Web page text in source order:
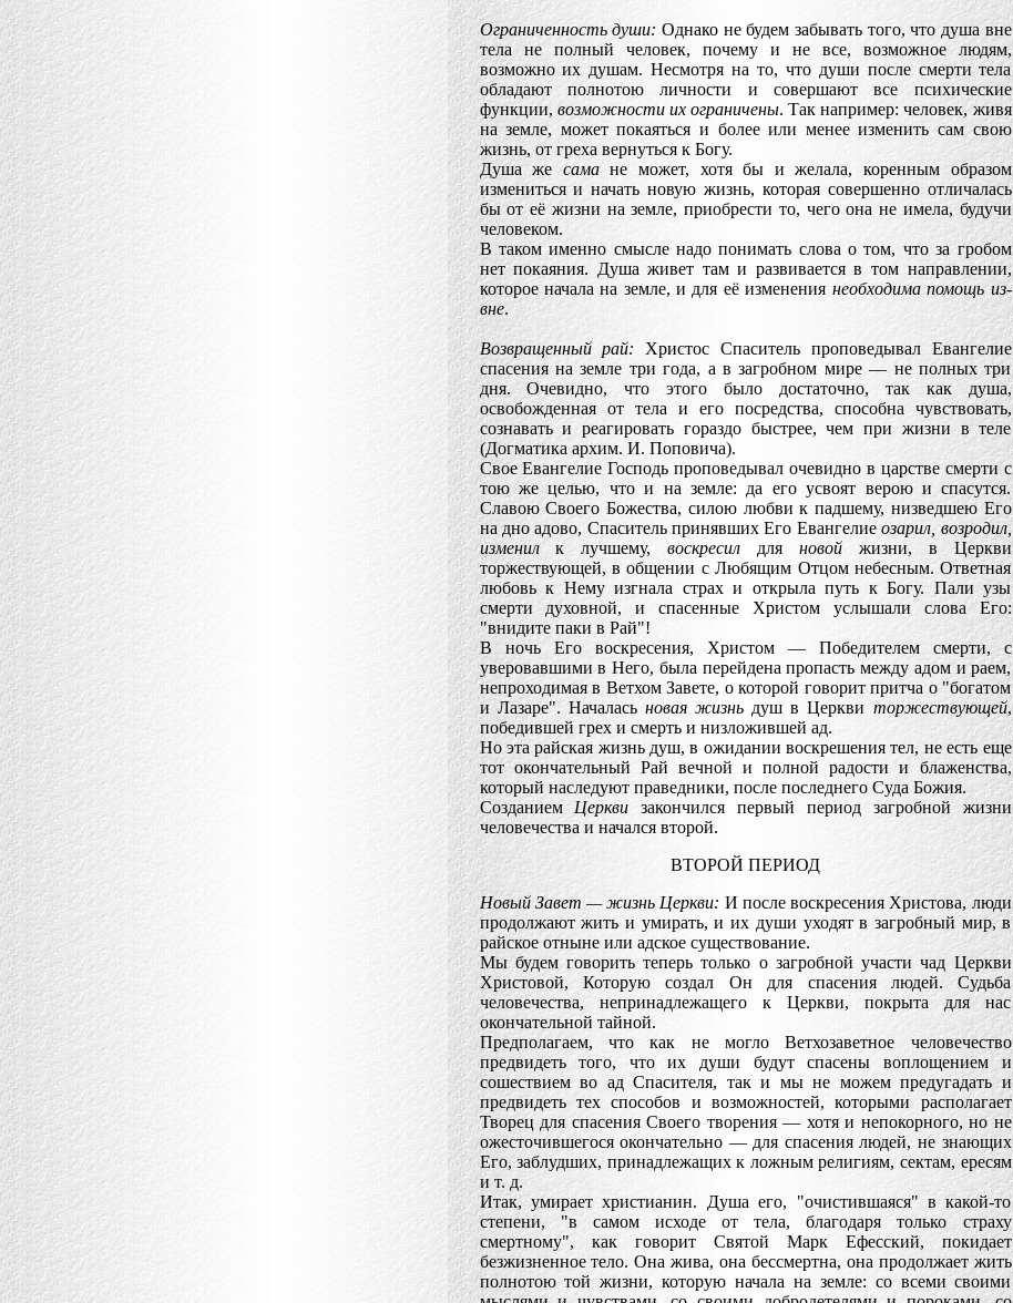
Ограниченность души: Однако не будем забывать того, что душа вне
тела не полный человек, почему и не все, возможное людям,
возможно их душам. Несмотря на то, что души после смерти тела
обладают полнотою личности и совершают все психические
функции, возможности их ограничены. Так например: человек, живя
на земле, может покаяться и более или менее изменить сам свою
жизнь, от греха вернуться к Богу.
Душа же самане может, хотя бы и желала, коренным образом
измениться и начать новую жизнь, которая совершенно отличалась
бы от её жизни на земле, приобрести то, чего она не имела, будучи
человеком.
В таком именно смысле надо понимать слова о том, что за гробом
нет покаяния. Душа живет там и развивается в том направлении,
которое начала на земле, и для её изменения необходима помощь из-
вне.
Возвращенный рай: Христос Спаситель проповедывал Евангелие
спасения на земле три года, а в загробном мире — не полных три
дня. Очевидно, что этого было достаточно, так как душа,
освобожденная от тела и его посредства, способна чувствовать,
сознавать и реагировать гораздо быстрее, чем при жизни в теле
(Догматика архим. И. Поповича).
Свое Евангелие Господь проповедывал очевидно в царстве смерти с
тою же целью, что и на земле: да его усвоят верою и спасутся.
Славою Своего Божества, силою любви к падшему, низведшею Его
на дно адово, Спаситель принявших Его Евангелиеозарил, возродил,
изменилк лучшему,воскресил для новойжизни, в Церкви
торжествующей, в общении с Любящим Отцом небесным. Ответная
любовь к Нему изгнала страх и открыла путь к Богу. Пали узы
смерти духовной, и спасенные Христом услышали слова Его:
"внидите паки в Рай"!
В ночь Его воскресения, Христом — Победителем смерти, с
уверовавшими в Него, была перейдена пропасть между адом и раем,
непроходимая в Ветхом Завете, о которой говорит притча о "богатом
и Лазаре". Началась новая жизнь душ в Церкви торжествующей,
победившей грех и смерть и низложившей ад.
Но эта райская жизнь душ, в ожидании воскрешения тел, не есть еще
тот окончательный Рай вечной и полной радости и блаженства,
который наследуют праведники, после последнего Суда Божия.
Созданием Церкви закончился первый период загробной жизни
человечества и начался второй.
ВТОРОЙ ПЕРИОД
Новый Завет — жизнь Церкви: И после воскресения Христова, люди
продолжают жить и умирать, и их души уходят в загробный мир, в
райское отныне или адское существование.
Мы будем говорить теперь только о загробной участи чад Церкви
Христовой, Которую создал Он для спасения людей. Судьба
человечества, непринадлежащего к Церкви, покрыта для нас
окончательной тайной.
Предполагаем, что как не могло Ветхозаветное человечество
предвидеть того, что их души будут спасены воплощением и
сошествием во ад Спасителя, так и мы не можем предугадать и
предвидеть тех способов и возможностей, которыми располагает
Творец для спасения Своего творения — хотя и непокорного, но не
ожесточившегося окончательно — для спасения людей, не знающих
Его, заблудших, принадлежащих к ложным религиям, сектам, ересям
и т. д.
Итак, умирает христианин. Душа его, "очистившаяся" в какой-то
степени, "в самом исходе от тела, благодаря только страху
смертному", как говорит Святой Марк Ефесский, покидает
безжизненное тело. Она жива, она бессмертна, она продолжает жить
полнотою той жизни, которую начала на земле: со всеми своими